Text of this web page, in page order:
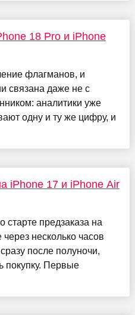
18 Pro и iPhone
флагманов, и
связана даже не с
аналитики уже
одну и ту же цифру, и
iPhone 17 и iPhone Air
старте предзаказа на
несколько часов
после полуночи,
покупку. Первые